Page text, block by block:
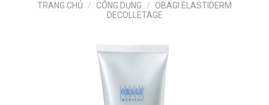
TRANG CHỦ / CÔNG DỤNG / OBAGI ELASTIDERM
DECOLLETAGE